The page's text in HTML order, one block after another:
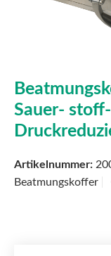
Sauer-
Artikelnummer:
Beatmungskoffer